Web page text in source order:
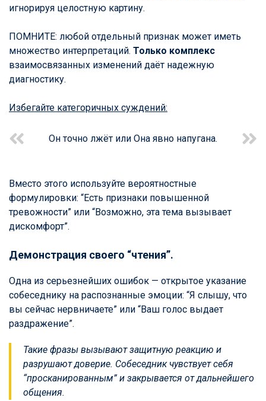
игнорируя целостную картину.
ПОМНИТЕ: любой отдельный признак может иметь
множество интерпретаций. Только комплекс
взаимосвязанных изменений даёт надежную
диагностику.
Избегайте категоричных суждений:
Он точно лжёт или Она явно напугана.
Вместо этого используйте вероятностные
формулировки: “Есть признаки повышенной
тревожности” или “Возможно, эта тема вызывает
дискомфорт”.
Демонстрация своего “чтения”.
Одна из серьезнейших ошибок — открытое указание
собеседнику на распознанные эмоции: “Я слышу, что
вы сейчас нервничаете” или “Ваш голос выдает
раздражение”.
Такие фразы вызывают защитную реакцию и
разрушают доверие. Собеседник чувствует себя
“просканированным” и закрывается от дальнейшего
общения.